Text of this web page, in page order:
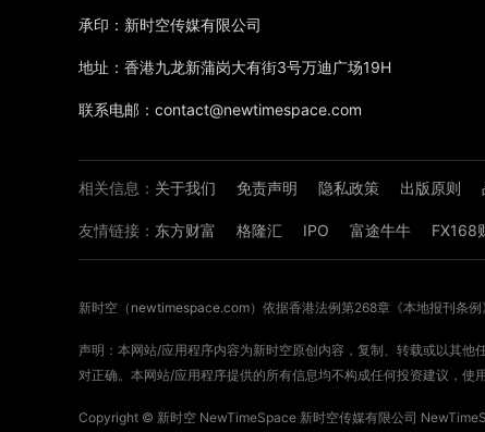
相关信息： 关于我们 免责声明 隐私政策 出版原则
友情链接： 东方财富 格隆汇 IPO 富途牛牛 FX168
承印：新时空传媒有限公司
地址：香港九龙新蒲岗大有街3号万迪广场19H
联系电邮：contact@newtimespace.com
新时空（ newtimespace.com）依据香港法例第268章《本地报刊条例
声明：本网站/应用程序内容为新时空原创内容，复制、转载或以其
对正确。本网站/应用程序提供的所有信息均不构成任何投资建议，使
Copyright © 新时空 NewTimeSpace 新时空传媒有限公司